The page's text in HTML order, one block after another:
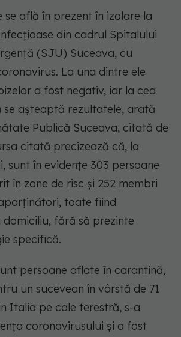
se află în prezent în izolare la
din cadrul Spitalului
(SJU) Suceava, cu
La una dintre ele
a fost negativ, iar la cea
se așteaptă rezultatele, arată
Publică Suceava, citată de
citată precizează că, la
sunt în evidenţe 303 persoane
în zone de risc şi 252 membri
toate fiind
fără să prezinte
specifică.
persoane aflate în carantină,
un sucevean în vârstă de 71
Italia pe cale terestră, s-a
coronavirusului şi a fost